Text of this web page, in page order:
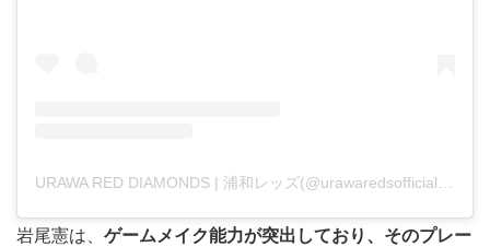
岩尾憲は、 ゲームメイク能力が突出しており、そのプレー